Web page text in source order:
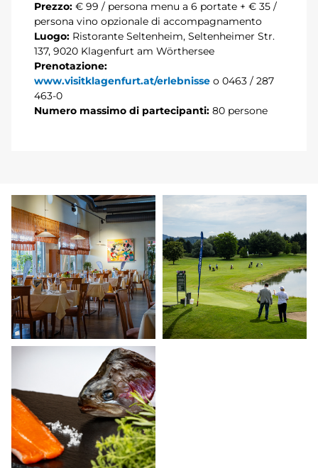
Prezzo: € 99 / persona menu a 6 portate + € 35 /
persona vino opzionale di accompagnamento
Luogo: Ristorante Seltenheim, Seltenheimer Str.
137, 9020 Klagenfurt am Wörthersee
Prenotazione:
www.visitklagenfurt.at/erlebnisse o 0463 / 287
463-0
Numero massimo di partecipanti: 80 persone